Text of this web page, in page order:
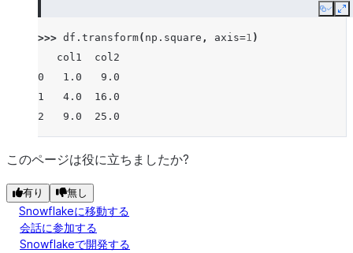
Copy
>>> df . transform( np . square , axis=1 )
   col1  col2
0   1.0   9.0
1   4.0  16.0
2   9.0  25.0
このページは役に立ちましたか?
有り 無し
Snowflakeに移動する
会話に参加する
Snowflakeで開発する